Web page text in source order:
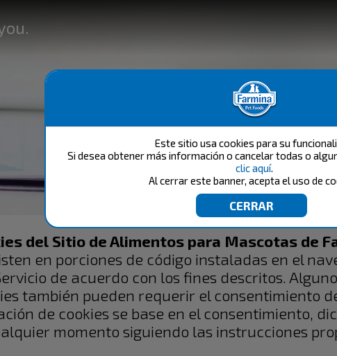
Este sitio usa cookies para su
Si desea obtener más información o cancelar todas o
clic aquí.
Al cerrar este banner, acepta el uso de
COOKIE POLICY
del Sitio de Alimentos para Mascotas de
en porciones de código instaladas en el
de acuerdo con los fines descritos.
también pueden requerir el consentimiento
de cookies se base en el consentimiento,
momento siguiendo las instrucciones